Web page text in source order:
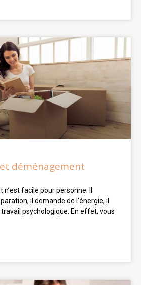
déménagement
facile pour personne. Il
il demande de l’énergie, il
psychologique. En effet, vous